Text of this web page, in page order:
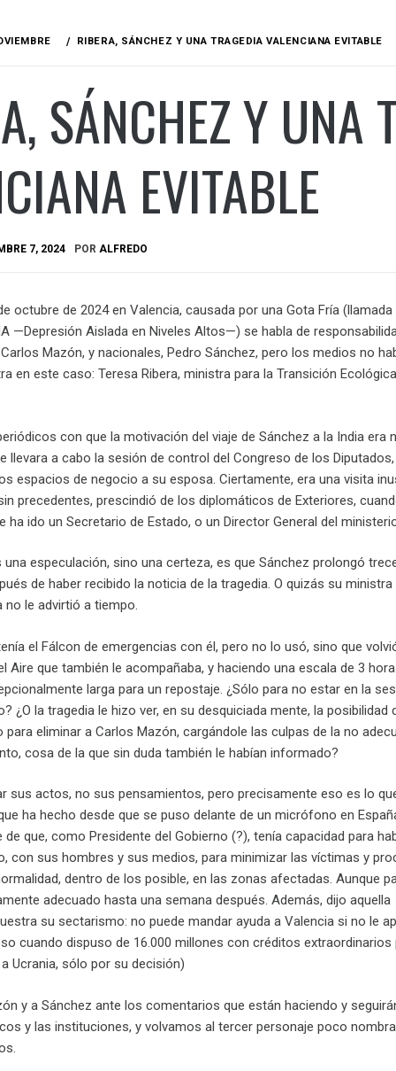
RIBERA, SÁNCHEZ Y UNA TRAGEDIA VALENCIANA EVITABLE
SÁNCHEZ Y UNA
EVITABLE
7, 2024 POR ALFREDO
octubre de 2024 en Valencia, causada por una Gota Fría (llamada
—Depresión Aislada en Niveles Altos—) se habla de
Mazón, y nacionales, Pedro Sánchez, pero los medios no
en este caso: Teresa Ribera, ministra para la Transición
con que la motivación del viaje de Sánchez a la India era
llevara a cabo la sesión de control del Congreso de los Diputados,
espacios de negocio a su esposa. Ciertamente, era una visita
precedentes, prescindió de los diplomáticos de Exteriores,
ha ido un Secretario de Estado, o un Director General del
una especulación, sino una certeza, es que Sánchez prolongó
de haber recibido la noticia de la tragedia. O quizás su ministra
no le advirtió a tiempo.
el Fálcon de emergencias con él, pero no lo usó, sino que
Aire que también le acompañaba, y haciendo una escala de 3
larga para un repostaje. ¿Sólo para no estar en la
¿O la tragedia le hizo ver, en su desquiciada mente, la posibilidad
eliminar a Carlos Mazón, cargándole las culpas de la no
cosa de la que sin duda también le habían informado?
sus actos, no sus pensamientos, pero precisamente eso es lo
ha hecho desde que se puso delante de un micrófono en
que, como Presidente del Gobierno (?), tenía capacidad para
con sus hombres y sus medios, para minimizar las víctimas y
dentro de los posible, en las zonas afectadas. Aunque
adecuado hasta una semana después. Además, dijo aquella
su sectarismo: no puede mandar ayuda a Valencia si no le
cuando dispuso de 16.000 millones con créditos extraordinarios
Ucrania, sólo por su decisión)
y a Sánchez ante los comentarios que están haciendo y
y las instituciones, y volvamos al tercer personaje poco